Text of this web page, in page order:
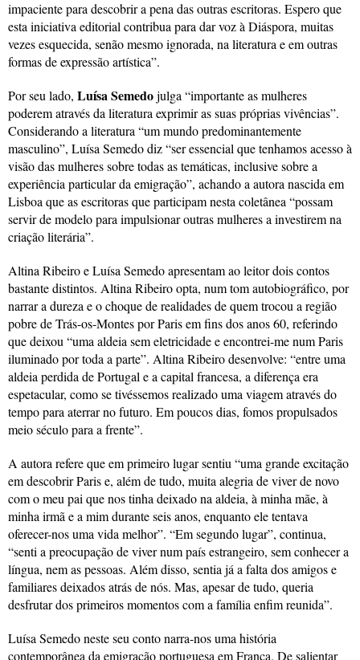
impaciente para descobrir a pena das outras escritoras. Espero que
esta iniciativa editorial contribua para dar voz à Diáspora, muitas
vezes esquecida, senão mesmo ignorada, na literatura e em outras
formas de expressão artística”.
Por seu lado, Luísa Semedojulga “importante as mulheres
poderem através da literatura exprimir as suas próprias vivências”.
Considerando a literatura “um mundo predominantemente
masculino”, Luísa Semedo diz “ser essencial que tenhamos acesso à
visão das mulheres sobre todas as temáticas, inclusive sobre a
experiência particular da emigração”, achando a autora nascida em
Lisboa que as escritoras que participam nesta coletânea “possam
servir de modelo para impulsionar outras mulheres a investirem na
criação literária”.
Altina Ribeiro e Luísa Semedo apresentam ao leitor dois contos
bastante distintos. Altina Ribeiro opta, num tom autobiográfico, por
narrar a dureza e o choque de realidades de quem trocou a região
pobre de Trás-os-Montes por Paris em fins dos anos 60, referindo
que deixou “uma aldeia sem eletricidade e encontrei-me num Paris
iluminado por toda a parte”. Altina Ribeiro desenvolve: “entre uma
aldeia perdida de Portugal e a capital francesa, a diferença era
espetacular, como se tivéssemos realizado uma viagem através do
tempo para aterrar no futuro. Em poucos dias, fomos propulsados
meio século para a frente”.
A autora refere que em primeiro lugar sentiu “uma grande excitação
em descobrir Paris e, além de tudo, muita alegria de viver de novo
com o meu pai que nos tinha deixado na aldeia, à minha mãe, à
minha irmã e a mim durante seis anos, enquanto ele tentava
oferecer-nos uma vida melhor”. “Em segundo lugar”, continua,
“senti a preocupação de viver num país estrangeiro, sem conhecer a
língua, nem as pessoas. Além disso, sentia já a falta dos amigos e
familiares deixados atrás de nós. Mas, apesar de tudo, queria
desfrutar dos primeiros momentos com a família enfim reunida”.
Luísa Semedo neste seu conto narra-nos uma história
contemporânea da emigração portuguesa em França. De salientar